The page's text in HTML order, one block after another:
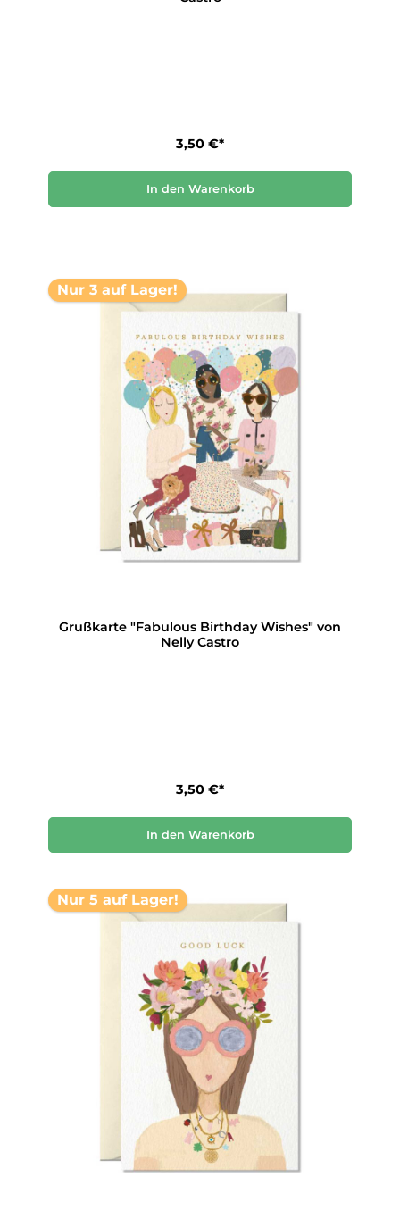
3,50 €*
In den Warenkorb
Nur 3 auf Lager!
Grußkarte "Fabulous Birthday Wishes" von
Nelly Castro
3,50 €*
In den Warenkorb
Nur 5 auf Lager!